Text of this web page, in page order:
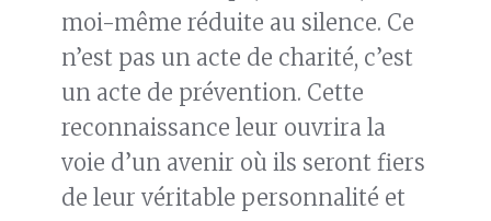
moi-même réduite au silence. Ce
n’est pas un acte de charité, c’est
un acte de prévention. Cette
reconnaissance leur ouvrira la
voie d’un avenir où ils seront fiers
de leur véritable personnalité et